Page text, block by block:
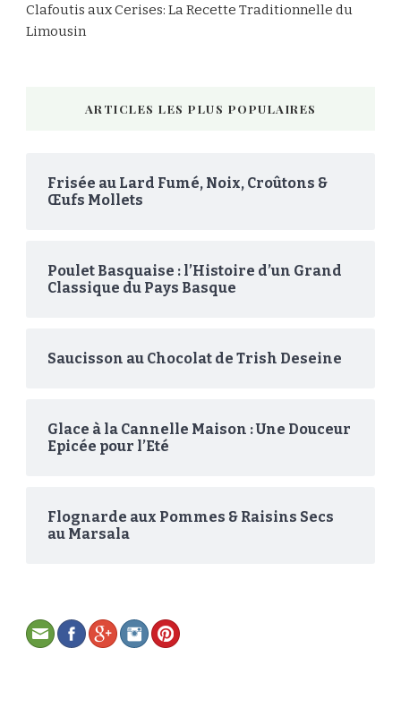
Clafoutis aux Cerises: La Recette Traditionnelle du
Limousin
ARTICLES LES PLUS POPULAIRES
Frisée au Lard Fumé, Noix, Croûtons &
Œufs Mollets
Poulet Basquaise : l’Histoire d’un Grand
Classique du Pays Basque
Saucisson au Chocolat de Trish Deseine
Glace à la Cannelle Maison : Une Douceur
Epicée pour l’Eté
Flognarde aux Pommes & Raisins Secs
au Marsala